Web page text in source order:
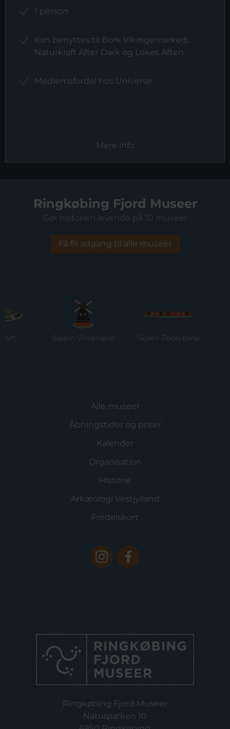
1 person
Kan benyttes til Bork Vikingemarked,
Naturkraft After Dark og Lokes Aften
Medlemsfordel hos Universe
Mere info
Ringkøbing Fjord Museer
Gør historien levende på 10 museer
Få fri adgang til alle museer
Skjern Vindmølle Skjern Reberbane
Alle museer
Åbningstider og priser
Kalender
Organisation
Historie
Arkæologi Vestjylland
Fordelskort
Ringkøbing Fjord Museer
Naturparken 10